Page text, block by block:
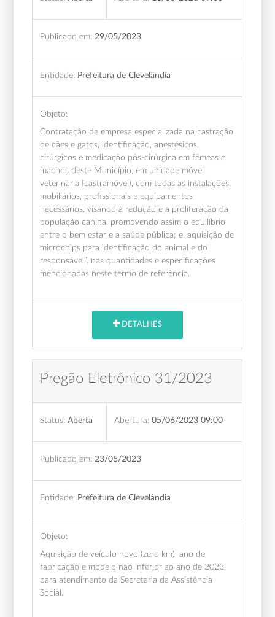
Publicado em: 29/05/2023
Entidade: Prefeitura de Clevelândia
Objeto:
Contratação de empresa especializada na castração
de cães e gatos, identificação, anestésicos,
cirúrgicos e medicação pós-cirúrgica em fêmeas e
machos deste Município, em unidade móvel
veterinária (castramóvel), com todas as instalações,
mobiliários, profissionais e equipamentos
necessários, visando à redução e a proliferação da
população canina, promovendo assim o equilíbrio
entre o bem estar e a saúde pública; e, aquisição de
microchips para identificação do animal e do
responsável”, nas quantidades e especificações
mencionadas neste termo de referência.
DETALHES
Pregão Eletrônico 31/2023
Status: Aberta Abertura: 05/06/2023 09:00
Publicado em: 23/05/2023
Entidade: Prefeitura de Clevelândia
Objeto:
Aquisição de veículo novo (zero km), ano de
fabricação e modelo não inferior ao ano de 2023,
para atendimento da Secretaria da Assistência
Social.